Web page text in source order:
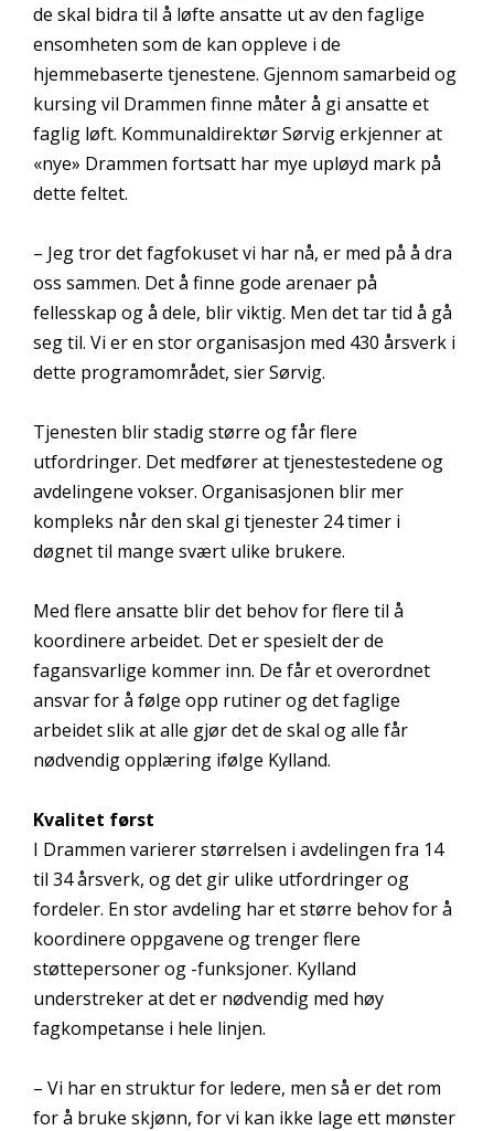
de skal bidra til å løfte ansatte ut av den faglige
ensomheten som de kan oppleve i de
hjemmebaserte tjenestene. Gjennom samarbeid og
kursing vil Drammen finne måter å gi ansatte et
faglig løft. Kommunaldirektør Sørvig erkjenner at
«nye» Drammen fortsatt har mye upløyd mark på
dette feltet.
– Jeg tror det fagfokuset vi har nå, er med på å dra
oss sammen. Det å finne gode arenaer på
fellesskap og å dele, blir viktig. Men det tar tid å gå
seg til. Vi er en stor organisasjon med 430 årsverk i
dette programområdet, sier Sørvig.
Tjenesten blir stadig større og får flere
utfordringer. Det medfører at tjenestestedene og
avdelingene vokser. Organisasjonen blir mer
kompleks når den skal gi tjenester 24 timer i
døgnet til mange svært ulike brukere.
Med flere ansatte blir det behov for flere til å
koordinere arbeidet. Det er spesielt der de
fagansvarlige kommer inn. De får et overordnet
ansvar for å følge opp rutiner og det faglige
arbeidet slik at alle gjør det de skal og alle får
nødvendig opplæring ifølge Kylland.
Kvalitet først
I Drammen varierer størrelsen i avdelingen fra 14
til 34 årsverk, og det gir ulike utfordringer og
fordeler. En stor avdeling har et større behov for å
koordinere oppgavene og trenger flere
støttepersoner og -funksjoner. Kylland
understreker at det er nødvendig med høy
fagkompetanse i hele linjen.
– Vi har en struktur for ledere, men så er det rom
for å bruke skjønn, for vi kan ikke lage ett mønster